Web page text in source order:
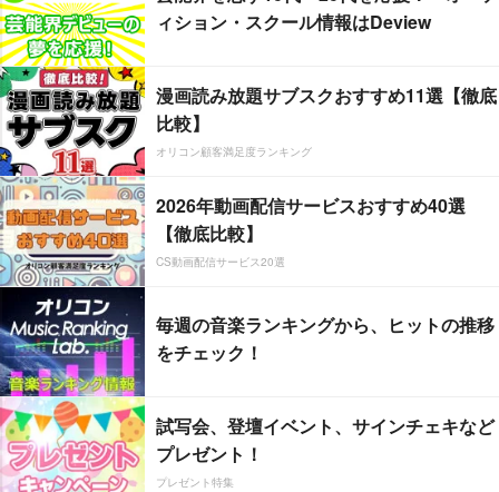
ィション・スクール情報はDeview
漫画読み放題サブスクおすすめ11選【徹底
比較】
オリコン顧客満足度ランキング
2026年動画配信サービスおすすめ40選
【徹底比較】
CS動画配信サービス20選
毎週の音楽ランキングから、ヒットの推移
をチェック！
試写会、登壇イベント、サインチェキなど
プレゼント！
プレゼント特集